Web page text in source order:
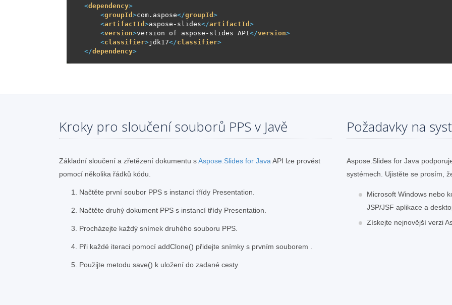
<dependency>
<groupId >com.aspose</groupId >
<artifactId >aspose-slides</artifactId >
<version>version of aspose-slides API</version>
<classifier>jdk17</classifier>
</dependency>
Kroky pro sloučení souborů PPS v Javě
Základní sloučení a zřetězení dokumentu sAspose.Slides for Java API lze provést
pomocí několika řádků kódu.
Načtěte první soubor PPS s instancí třídy Presentation.
Načtěte druhý dokument PPS s instancí třídy Presentation.
Procházejte každý snímek druhého souboru PPS.
Při každé iteraci pomocí addClone() přidejte snímky s prvním souborem .
Použijte metodu save() k uložení do zadané cesty
Požadavky na
Aspose.Slides for Java
systémech. Ujistěte se prosím,
Microsoft Windows nebo
JSP/JSF aplikace a
Získejte nejnovější verzi